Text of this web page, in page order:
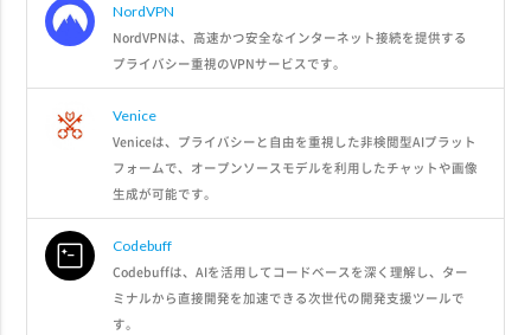
NordVPN
NordVPNは、高速かつ安全なインターネット接続を提供する
プライバシー重視のVPNサービスです。
Venice
Veniceは、プライバシーと自由を重視した非検閲型AIプラット
フォームで、オープンソースモデルを利用したチャットや画像
生成が可能です。
Codebuff
Codebuffは、AIを活用してコードベースを深く理解し、ター
ミナルから直接開発を加速できる次世代の開発支援ツールで
す。